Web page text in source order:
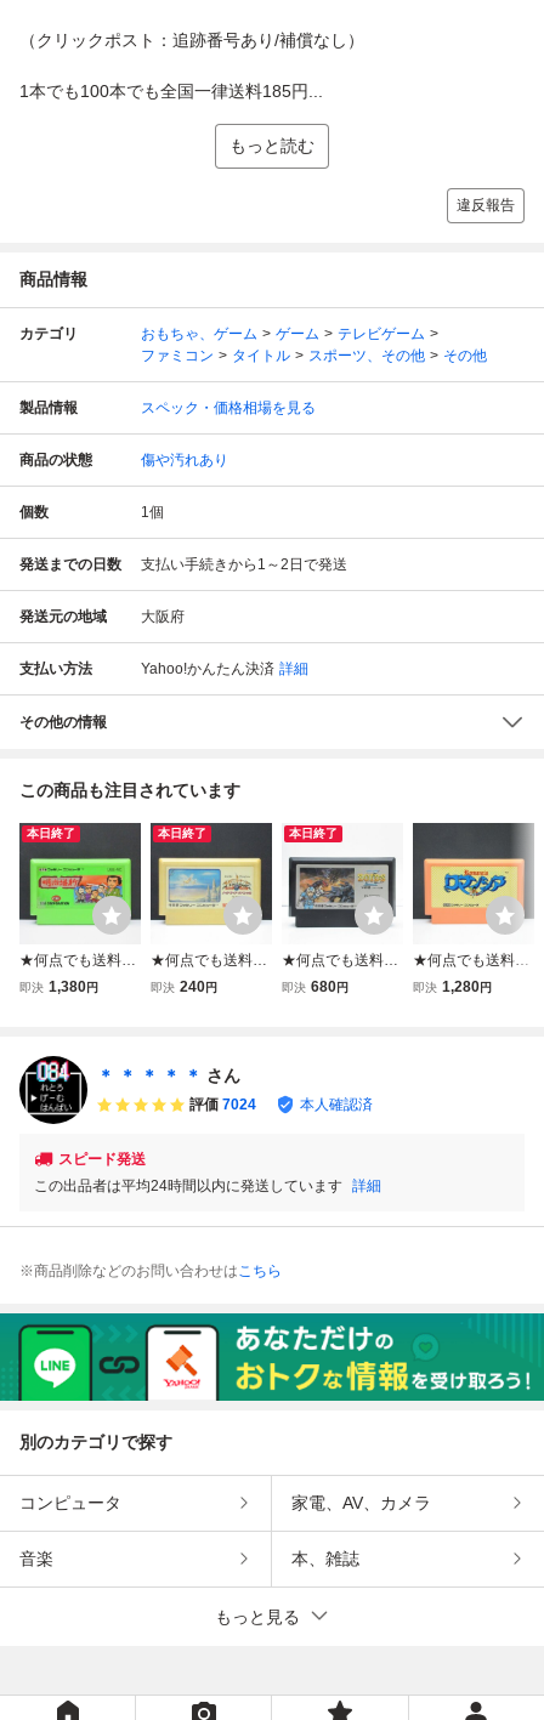
（クリックポスト：追跡番号あり/補償なし）
1本でも100本でも全国一律送料185円...
もっと読む
違反報告
商品情報
カテゴリ おもちゃ、ゲーム ゲーム
テレビゲーム
ファミコン
タイトル スポーツ、その他 その他
製品情報 スペック・価格相場を見る
商品の状態 傷や汚れあり
個数 1個
発送までの日数 支払い手続きから1～2日で発送
発送元の地域 大阪府
支払い方法 Yahoo!かんたん決済 詳細
その他の情報
この商品も注目されています
本日終了
★何点でも送料１
８５円★ 明治維新
即決 1,380円
本日終了
★何点でも送料１
８５円★ ハイドラ
ト 動作確認済み
即決 240円
本日終了
★何点でも送料１
８５円★ ゾイド2
み
即決 680円
★何点でも送料１
８５円★ ロマンシ
即決 1,280円
＊ ＊ ＊ ＊ ＊ さん
評価 7024 本人確認済
スピード発送
この出品者は平均24時間以内に発送しています 詳細
※商品削除などのお問い合わせはこちら
別のカテゴリで探す
コンピュータ 家電、AV、カメラ
音楽 本、雑誌
もっと見る